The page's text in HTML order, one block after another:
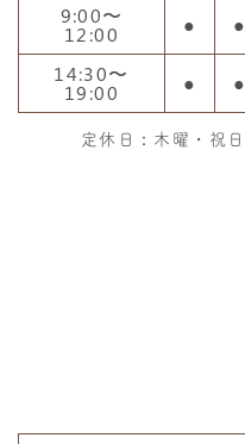
9:00〜
12:00 ● ●
14:30〜
19:00 ● ●
定休日：木曜・祝日